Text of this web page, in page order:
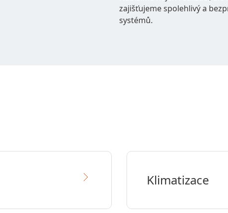
zajišťujeme spolehlivý a
systémů.
Klimatizace